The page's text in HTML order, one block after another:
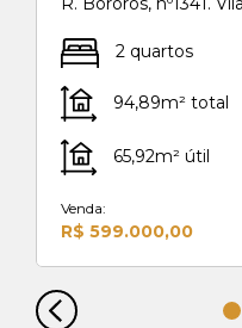
2 quartos
94,89m² total
65,92m² útil
Venda:
R$ 599.000,00